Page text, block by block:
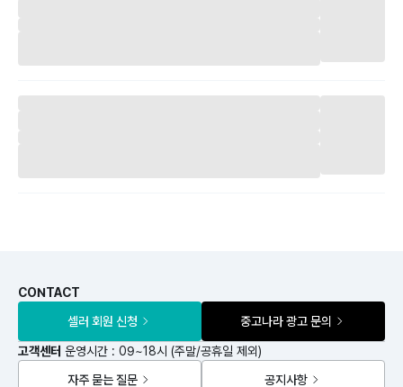
CONTACT
셀러 회원 신청
중고나라 광고 문의
고객센터 운영시간 : 09~18시 (주말/공휴일 제외)
자주 묻는 질문
공지사항